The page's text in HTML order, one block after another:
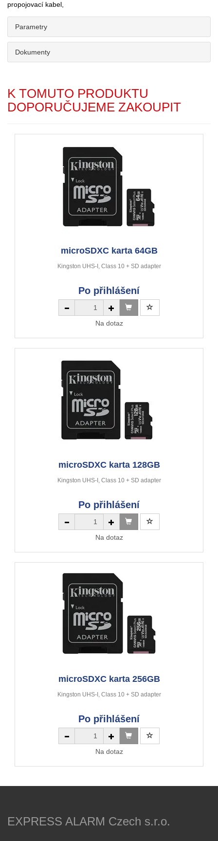
propojovací kabel,
Parametry
Dokumenty
K TOMUTO PRODUKTU
DOPORUČUJEME ZAKOUPIT
microSDXC karta 64GB
Kingston UHS-I, Class 10 + SD adapter
Po přihlášení
Na dotaz
microSDXC karta 128GB
Kingston UHS-I, Class 10 + SD adapter
Po přihlášení
Na dotaz
microSDXC karta 256GB
Kingston UHS-I, Class 10 + SD adapter
Po přihlášení
Na dotaz
EXPRESS ALARM Czech s.r.o.